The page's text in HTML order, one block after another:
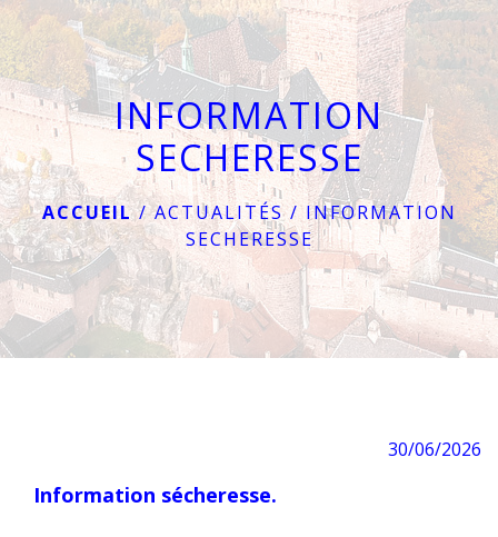
menu
INFORMATION
SECHERESSE
ACCUEIL/ACTUALITÉS/INFORMATION
SECHERESSE
30/06/2026
Information sécheresse.